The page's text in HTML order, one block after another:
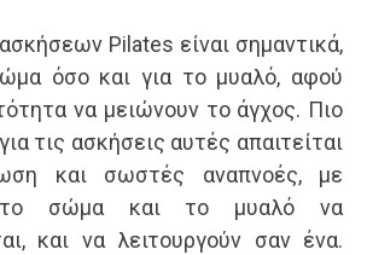
Pilates είναι σημαντικά,
όσο και για το μυαλό, αφού
να μειώνουν το άγχος. Πιο
τις ασκήσεις αυτές απαιτείται
και σωστές αναπνοές, με
το σώμα και το μυαλό να
και να λειτουργούν σαν ένα.